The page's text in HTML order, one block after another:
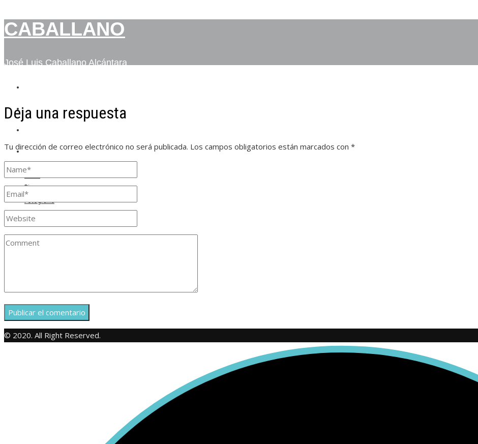
CABALLANO
José Luis Caballano Alcántara
BIO
CONTACTO
Inicio
Bio
Fotografía
Contacto
Deja una respuesta
Tu dirección de correo electrónico no será publicada. Los campos obligatorios están marcados con *
© 2020. All Right Reserved.